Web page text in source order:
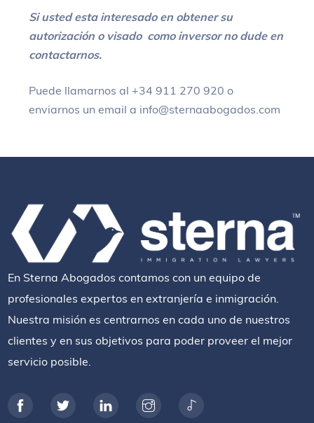
Si usted esta interesado en obtener su
autorización o visado como inversor no dude en
contactarnos.
Puede llamarnos al +34 911 270 920 o
enviarnos un email a info@sternaabogados.com
En Sterna Abogados contamos con un equipo de
profesionales expertos en extranjería e inmigración.
Nuestra misión es centrarnos en cada uno de nuestros
clientes y en sus objetivos para poder proveer el mejor
servicio posible.